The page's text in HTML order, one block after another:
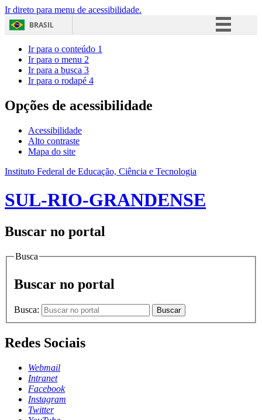
Ir direto para menu de acessibilidade.
BRASIL
Acesso à informação
Ir para o conteúdo 1
Ir para o menu 2
Ir para a busca 3
Ir para o rodapé 4
Opções de acessibilidade
Acessibilidade
Alto contraste
Mapa do site
Instituto Federal de Educação, Ciência e Tecnologia
SUL-RIO-GRANDENSE
Buscar no portal
Busca
Buscar no portal
Busca: Buscar
Redes Sociais
Webmail
Intranet
Facebook
Instagram
Twitter